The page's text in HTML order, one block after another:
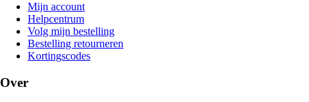
Mijn account
Helpcentrum
Volg mijn bestelling
Bestelling retourneren
Kortingscodes
Over